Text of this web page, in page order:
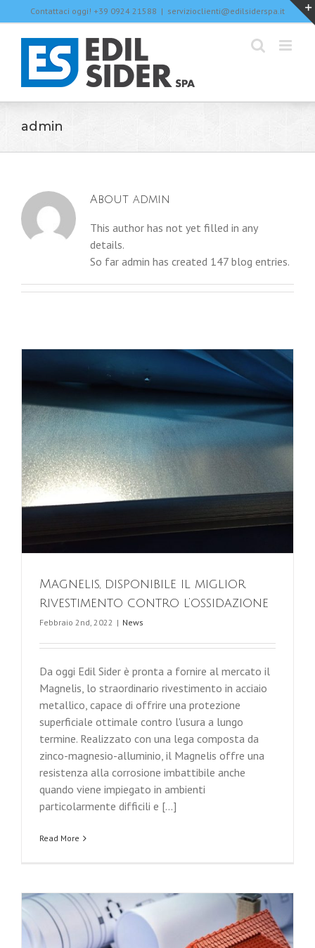
to
content
Contattaci oggi! +39 0924 21588 | servizioclienti@edilsiderspa.it
admin
About admin
This author has not yet filled in any
details.
So far admin has created 147 blog entries.
Magnelis, disponibile il miglior
rivestimento contro l’ossidazione
Febbraio 2nd, 2022 | News
Da oggi Edil Sider è pronta a fornire al mercato il
Magnelis, lo straordinario rivestimento in acciaio
metallico, capace di offrire una protezione
superficiale ottimale contro l'usura a lungo
termine. Realizzato con una lega composta da
zinco-magnesio-alluminio, il Magnelis offre una
resistenza alla corrosione imbattibile anche
quando viene impiegato in ambienti
particolarmente difficili e [...]
Read More